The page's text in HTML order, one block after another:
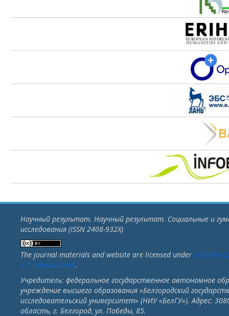
Научный результат. Научный результат. Социальные и
исследования (ISSN 2408-932X)
The journal materials and website are licensed under Creative
4.0 International.
Учредитель: федеральное государственное автономное
учреждение высшего образования «Белгородский
исследовательский университет» (НИУ «БелГУ»). Адрес:
область, г. Белгород, ул. Победы, 85.